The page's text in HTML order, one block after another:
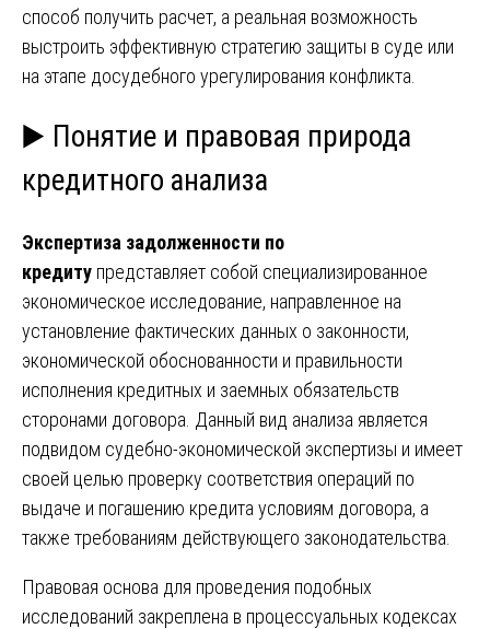
способ получить расчет, а реальная возможность
выстроить эффективную стратегию защиты в суде или
на этапе досудебного урегулирования конфликта.
▶️ Понятие и правовая природа
кредитного анализа
Экспертиза задолженности по
кредиту представляет собой специализированное
экономическое исследование, направленное на
установление фактических данных о законности,
экономической обоснованности и правильности
исполнения кредитных и заемных обязательств
сторонами договора. Данный вид анализа является
подвидом судебно-экономической экспертизы и имеет
своей целью проверку соответствия операций по
выдаче и погашению кредита условиям договора, а
также требованиям действующего законодательства.
Правовая основа для проведения подобных
исследований закреплена в процессуальных кодексах